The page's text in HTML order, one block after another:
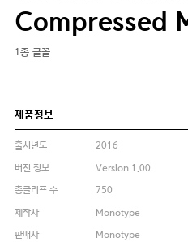
Compressed
1종 글꼴
제품정보
출시년도
2016
버전 정보
Version 1.00
총글리프 수
750
제작사
Monotype
판매사
Monotype